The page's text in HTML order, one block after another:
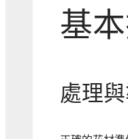
基
處理